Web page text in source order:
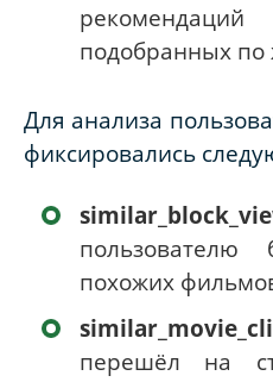
подобранных по
Для анализа
фиксировались
похожих
перешёл на